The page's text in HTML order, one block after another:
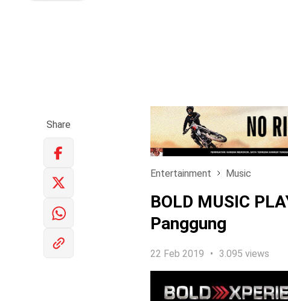
Share
Entertainment Music
BOLD MUSIC
Panggung
22 Feb 2019 3.095 views